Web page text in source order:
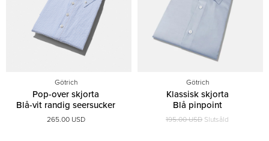
Götrich
Pop-over skjorta
Blå-vit randig seersucker
265.00 USD
Götrich
Klassisk skjorta
Blå pinpoint
195.00 USD Slutsåld